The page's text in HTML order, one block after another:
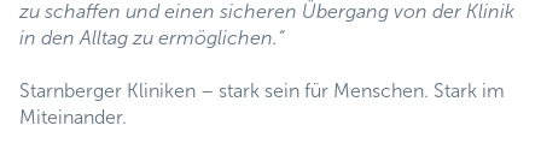
zu schaffen und einen sicheren Übergang von der Klinik
in den Alltag zu ermöglichen.“
Starnberger Kliniken – stark sein für Menschen. Stark im
Miteinander.